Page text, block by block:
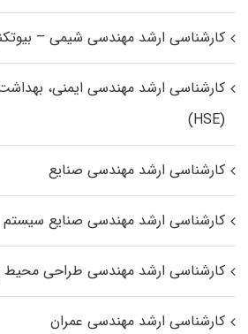
کارشناسی ارشد مهندسی شیمی –
کارشناسی ارشد مهندسی ایمنی،
(HSE)
کارشناسی ارشد مهندسی صنایع
کارشناسی ارشد مهندسی صنایع سیستم
کارشناسی ارشد مهندسی طراحی
کارشناسی ارشد مهندسی عمران